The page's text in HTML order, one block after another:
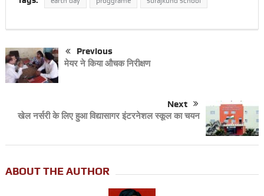
Previous
मेयर ने किया औचक निरीक्षण
Next
खेल नर्सरी के लिए हुआ विद्यासागर इंटरनेशल स्कूल का चयन
ABOUT THE AUTHOR